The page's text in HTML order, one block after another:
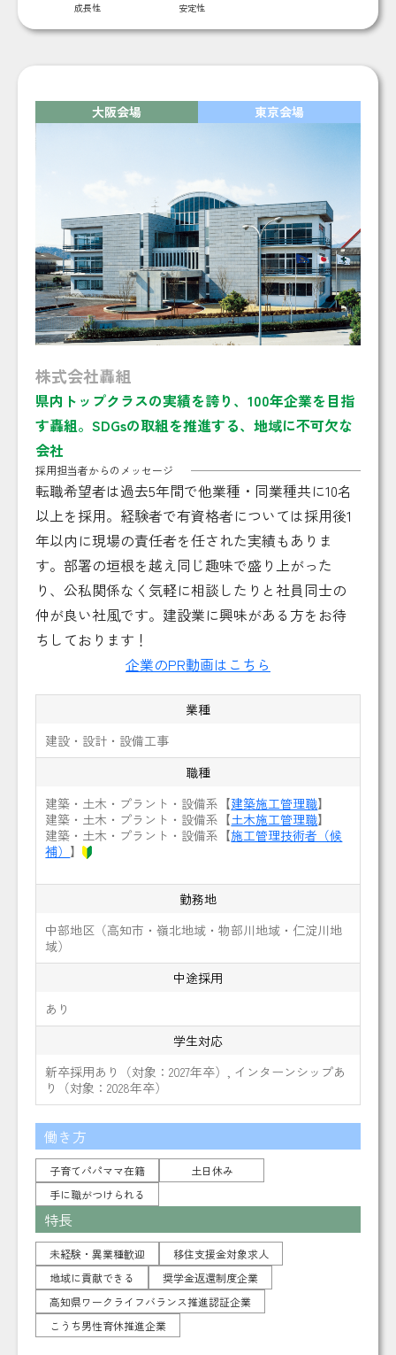
成長性 安定性
大阪会場 東京会場
株式会社轟組
県内トップクラスの実績を誇り、100年企業を目指
す轟組。SDGsの取組を推進する、地域に不可欠な
会社
採用担当者からのメッセージ
転職希望者は過去5年間で他業種・同業種共に10名
以上を採用。経験者で有資格者については採用後1
年以内に現場の責任者を任された実績もありま
す。部署の垣根を越え同じ趣味で盛り上がった
り、公私関係なく気軽に相談したりと社員同士の
仲が良い社風です。建設業に興味がある方をお待
ちしております！
企業のPR動画はこちら
業種
建設・設計・設備工事
職種
建築・土木・プラント・設備系【建築施工管理職】
建築・土木・プラント・設備系【土木施工管理職】
建築・土木・プラント・設備系【施工管理技術者（候
補） 】
勤務地
中部地区（高知市・嶺北地域・物部川地域・仁淀川地
域）
中途採用
あり
学生対応
新卒採用あり（対象：2027年卒）, インターンシップあ
り（対象：2028年卒）
働き方
子育てパパママ在籍
土日休み
手に職がつけられる
特長
未経験・異業種歓迎
移住支援金対象求人
地域に貢献できる
奨学金返還制度企業
高知県ワークライフバランス推進認証企業
こうち男性育休推進企業